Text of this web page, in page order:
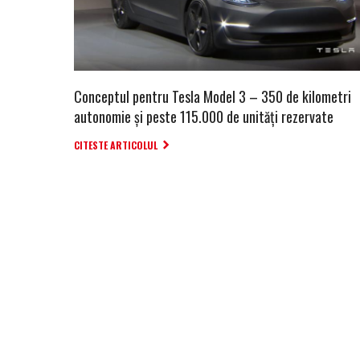
Conceptul pentru Tesla Model 3 – 350 de kilometri
autonomie și peste 115.000 de unități rezervate
CITESTE ARTICOLUL